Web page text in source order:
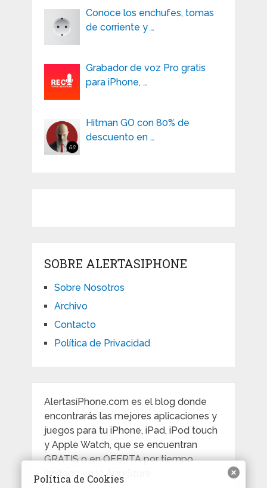
Conoce los enchufes, tomas
de corriente y …
Grabador de voz Pro gratis
para iPhone, …
Hitman GO con 80% de
descuento en …
SOBRE ALERTASIPHONE
Sobre Nosotros
Archivo
Contacto
Política de Privacidad
AlertasiPhone.com es el blog donde
encontrarás las mejores aplicaciones y
juegos para tu iPhone, iPad, iPod touch
y Apple Watch, que se encuentran
GRATIS o en OFERTA por tiempo
limitado en la App Store.
Política de Cookies